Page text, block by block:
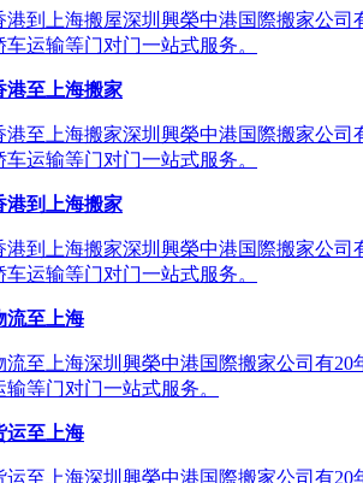
到上海搬屋深圳興榮中港国際搬家公
运输等门对门一站式服务。
港至上海搬家
至上海搬家深圳興榮中港国際搬家公
运输等门对门一站式服务。
港到上海搬家
到上海搬家深圳興榮中港国際搬家公
运输等门对门一站式服务。
流至上海
至上海深圳興榮中港国際搬家公司有
等门对门一站式服务。
运至上海
至上海深圳興榮中港国際搬家公司有